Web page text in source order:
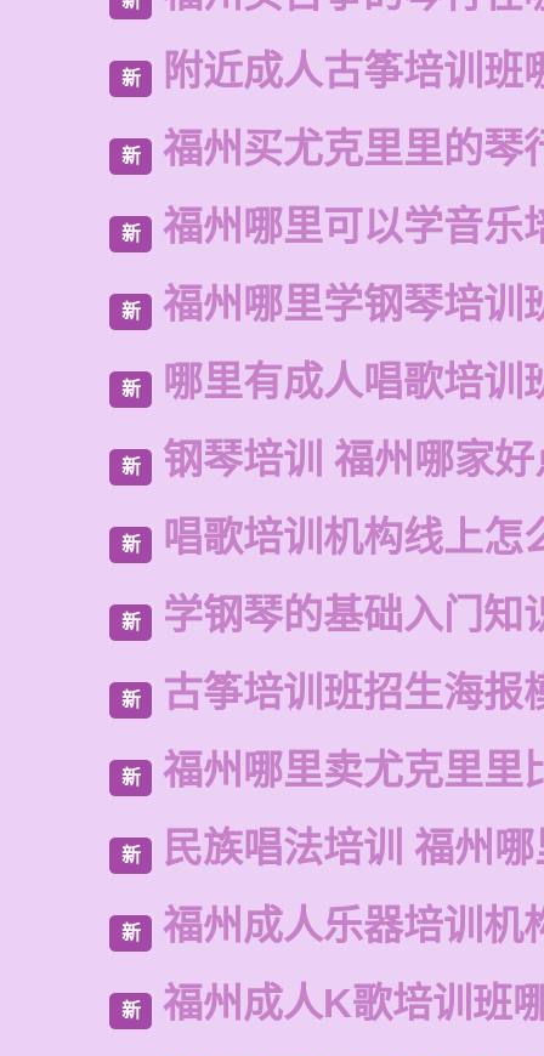
新 附近成人古筝培训班
新 福州买尤克里里的琴
新 福州哪里可以学音乐
新 福州哪里学钢琴培训
新 哪里有成人唱歌培训
新 钢琴培训 福州哪家好
新 唱歌培训机构线上怎
新 学钢琴的基础入门知
新 古筝培训班招生海报
新 福州哪里卖尤克里里
新 民族唱法培训 福州
新 福州成人乐器培训机
新 福州成人K歌培训班